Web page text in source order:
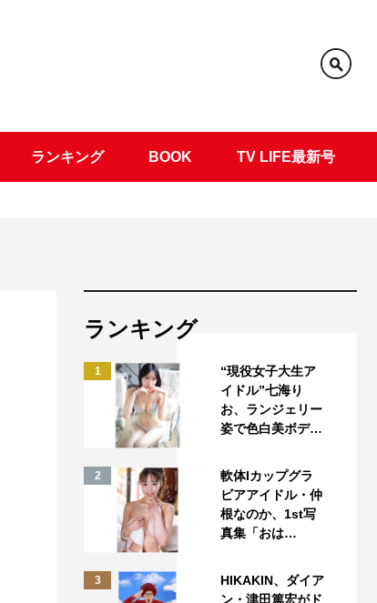
ランキング BOOK TV LIFE最新号
ランキング
1
“現役女子大生ア
イドル”七海り
お、ランジェリー
姿で色白美ボデ…
2
軟体Iカップグラ
ビアアイドル・仲
根なのか、1st写
真集「おは…
3
HIKAKIN、ダイア
ン・津田篤宏がド